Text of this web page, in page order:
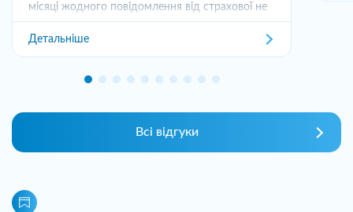
місяці жодного повідомлення від страхової не
отримував,...
Детальніше
Всі відгуки